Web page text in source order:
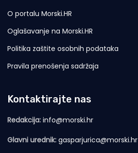
O portalu Morski.HR
Oglašavanje na Morski.HR
Politika zaštite osobnih podataka
Pravila prenošenja sadržaja
Kontaktirajte nas
Redakcija: info@morski.hr
Glavni urednik: gasparjurica@morski.hr